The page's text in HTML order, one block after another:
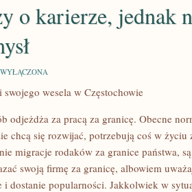
o karierze, jednak
wesela w Częstochowie
odjeżdża za pracą za granicę. Obecne
chcą się rozwijać, potrzebują coś w życiu
migracje rodaków za granice państwa,
swoją firmę za granicę, albowiem
i dostanie popularności. Jakkolwiek w